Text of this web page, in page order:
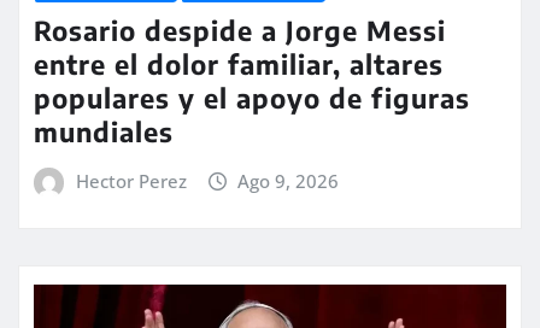
Rosario despide a Jorge Messi
entre el dolor familiar, altares
populares y el apoyo de figuras
mundiales
Hector Perez Ago 9, 2026